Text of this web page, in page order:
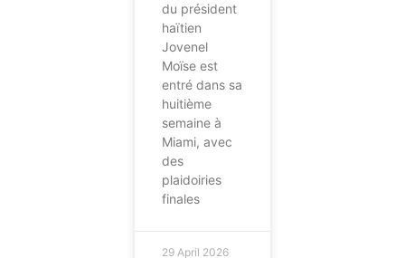
du président
haïtien
Jovenel
Moïse est
entré dans sa
huitième
semaine à
Miami, avec
des
plaidoiries
finales
29 April 2026